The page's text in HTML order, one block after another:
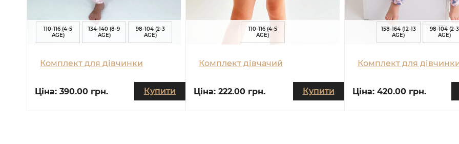
110-116 (4-5
AGE)
134-140 (8-9
AGE)
98-104 (2-3
AGE)
Комплект для дівчинки
Ціна: 390.00 грн. Купити
110-116 (4-5
AGE)
Комплект дівчачий
Ціна: 222.00 грн. Купити
158-164 (12-13
AGE)
98-104 (2-3
AGE)
Комплект для
Ціна: 420.00 грн.